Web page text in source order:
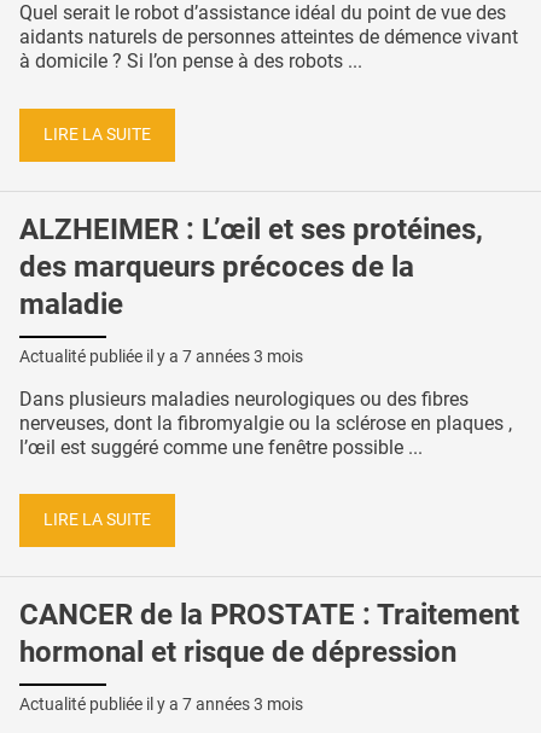
Quel serait le robot d’assistance idéal du point de vue des
aidants naturels de personnes atteintes de démence vivant
à domicile ? Si l’on pense à des robots ...
LIRE LA SUITE
ALZHEIMER : L’œil et ses protéines,
des marqueurs précoces de la
maladie
Actualité publiée il y a 7 années 3 mois
Dans plusieurs maladies neurologiques ou des fibres
nerveuses, dont la fibromyalgie ou la sclérose en plaques ,
l’œil est suggéré comme une fenêtre possible ...
LIRE LA SUITE
CANCER de la PROSTATE : Traitement
hormonal et risque de dépression
Actualité publiée il y a 7 années 3 mois